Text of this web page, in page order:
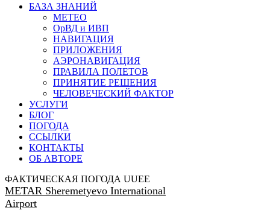
БАЗА ЗНАНИЙ
МЕТЕО
ОрВД и ИВП
НАВИГАЦИЯ
ПРИЛОЖЕНИЯ
АЭРОНАВИГАЦИЯ
ПРАВИЛА ПОЛЕТОВ
ПРИНЯТИЕ РЕШЕНИЯ
ЧЕЛОВЕЧЕСКИЙ ФАКТОР
УСЛУГИ
БЛОГ
ПОГОДА
ССЫЛКИ
КОНТАКТЫ
ОБ АВТОРЕ
ФАКТИЧЕСКАЯ ПОГОДА UUEE
METAR Sheremetyevo International
Airport